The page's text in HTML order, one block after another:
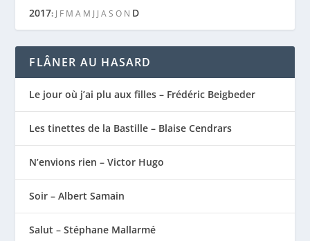
2017: J F M A M J J A S O N D
FLÂNER AU HASARD
Le jour où j’ai plu aux filles – Frédéric Beigbeder
Les tinettes de la Bastille – Blaise Cendrars
N’envions rien – Victor Hugo
Soir – Albert Samain
Salut – Stéphane Mallarmé